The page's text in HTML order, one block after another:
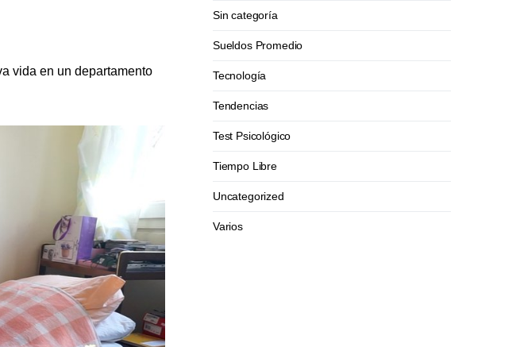
vida en un departamento
Sin categoría
Sueldos Promedio
Tecnología
Tendencias
Test Psicológico
Tiempo Libre
Uncategorized
Varios